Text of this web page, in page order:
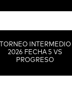
TORNEO INTERMEDIO
2026 FECHA 5 VS
PROGRESO